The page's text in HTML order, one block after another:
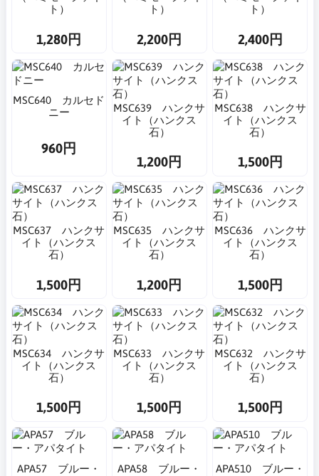
ト）
1,280円
ト）
2,200円
ト）
2,400円
MSC640 カルセド
ニー
960円
MSC639 ハンクサ
イト（ハンクス
石）
1,200円
MSC638 ハンクサ
イト（ハンクス
石）
1,500円
MSC637 ハンクサ
イト（ハンクス
石）
1,500円
MSC635 ハンクサ
イト（ハンクス
石）
1,200円
MSC636 ハンクサ
イト（ハンクス
石）
1,500円
MSC634 ハンクサ
イト（ハンクス
石）
1,500円
MSC633 ハンクサ
イト（ハンクス
石）
1,500円
MSC632 ハンクサ
イト（ハンクス
石）
1,500円
APA57 ブルー・
APA58 ブルー・
APA510 ブルー・